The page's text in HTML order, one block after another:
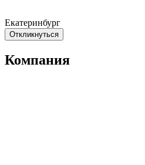
Екатеринбург
Откликнуться
Компания